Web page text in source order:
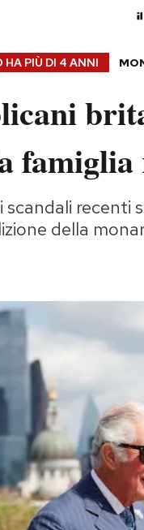
HA PIÙ DI 4 ANNI
famiglia
scandali
della